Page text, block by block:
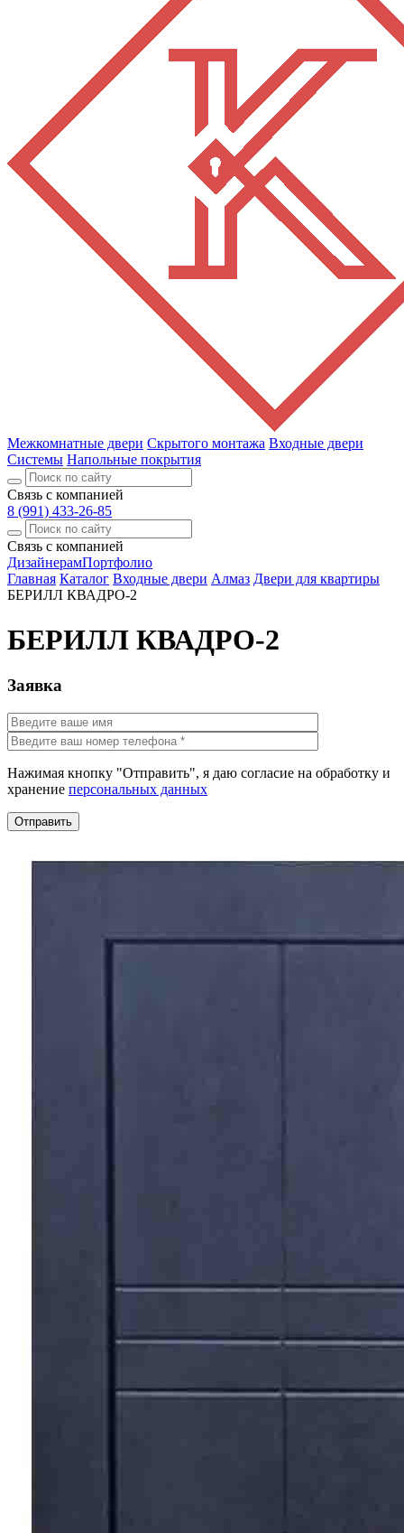
Межкомнатные двери Скрытого монтажа Входные двери
Системы Напольные покрытия
Связь с компанией
8 (991) 433-26-85
Связь с компанией
ДизайнерамПортфолио
Главная Каталог Входные двери Алмаз Двери для квартиры
БЕРИЛЛ КВАДРО-2
БЕРИЛЛ КВАДРО-2
Заявка
Нажимая кнопку "Отправить", я даю согласие на обработку и
хранение персональных данных
Отправить